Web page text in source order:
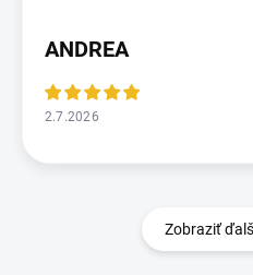
ANDREA
2.7.2026
Zobraziť